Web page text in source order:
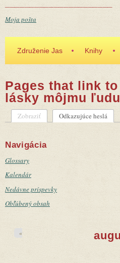
Moja pošta
Združenie Jas Knihy
Pages that link
lásky môjmu
Zobraziť Odkazujúce heslá
Navigácia
Glossary
Kalendár
Nedávne príspevky
Obľúbený obsah
«